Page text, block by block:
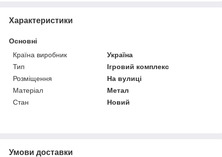
Характеристики
Основні
Країна виробник
Україна
Тип
Ігровий комплекс
Розміщення
На вулиці
Матеріал
Метал
Стан
Новий
Умови доставки